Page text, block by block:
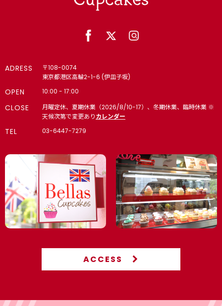
ADRESS
〒108-0074
東京都港区高輪2-1-6 (伊皿子坂)
OPEN 10:00 - 17:00
CLOSE
月曜定休、夏期休業（2026/8/10-17）、冬期休業、臨時休業 ※
天候次第で変更ありカレンダー
TEL 03-6447-7279
ACCESS